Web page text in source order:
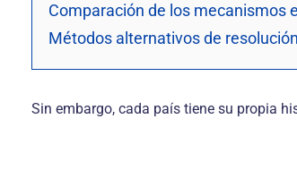
Comparación de los mecanismos
Métodos alternativos de
Sin embargo, cada país tiene su propia